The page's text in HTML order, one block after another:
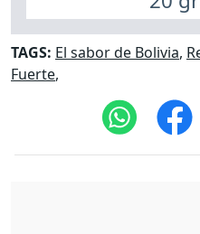
TAGS: El sabor de Bolivia,
Fuerte,